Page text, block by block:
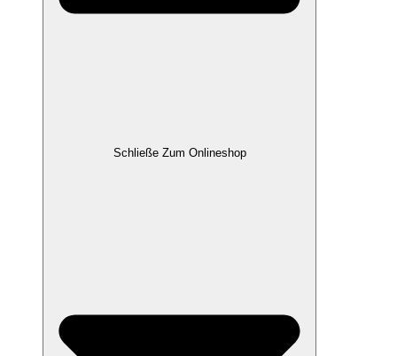
Schließe Zum Onlineshop